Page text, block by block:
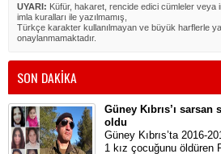
UYARI: Küfür, hakaret, rencide edici cümleler veya
imla kuralları ile yazılmamış,
Türkçe karakter kullanılmayan ve büyük harflerle
onaylanmamaktadır.
SON DAKİKA
Güney Kıbrıs’ı
oldu
Güney Kıbrıs’ta 2016-
1 kız çocuğunu öldüren